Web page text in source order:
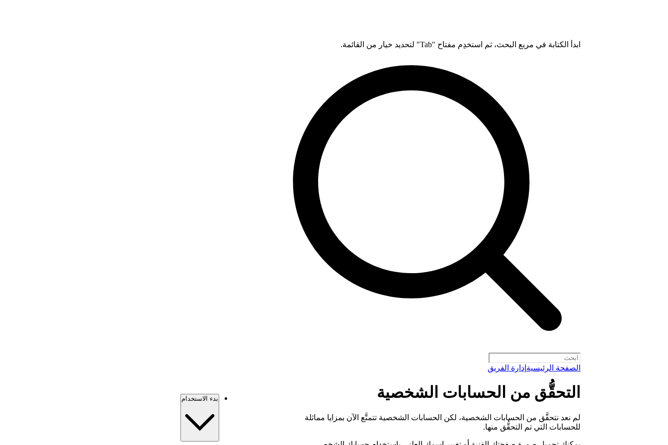
ابدأ الكتابة في مربع البحث، ثم استخدِم مفتاح "Tab" لتحديد خيار من القائمة.
الصفحة الرئيسية إدارة الفريق
التحقُّق من الحسابات الشخصية
لم نعد نتحقَّق من الحسابات الشخصية، لكن الحسابات الشخصية تتمتَّع الآن بمزايا مماثلة
للحسابات التي تم التحقُّق منها.
بدء الاستخدام